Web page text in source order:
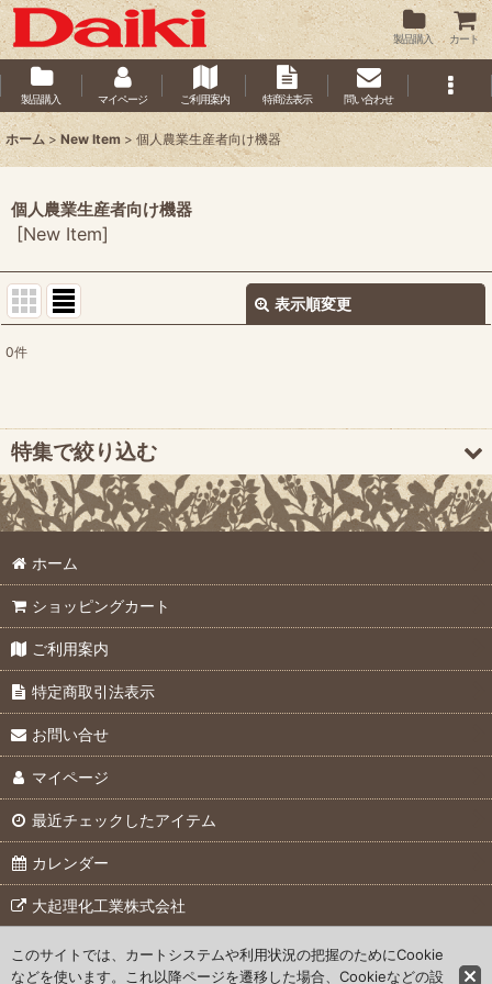
製品購入 カート
製品購入 マイページ ご利用案内 特商法表示 問い合わせ
ホーム > New Item > 個人農業生産者向け機器
個人農業生産者向け機器
[New Item]
表示順変更
並び順:
絞り込む
0件
特集で絞り込む
個人農業生産者向け機器
土壌サンプリング機器
消耗品・オプション
ホーム
ショッピングカート
ご利用案内
特定商取引法表示
お問い合せ
マイページ
最近チェックしたアイテム
カレンダー
大起理化工業株式会社
© 2007 Daiki Rika Kogyo Co., Ltd.
このサイトでは、カートシステムや利用状況の把握のためにCookie
などを使います。これ以降ページを遷移した場合、Cookieなどの設